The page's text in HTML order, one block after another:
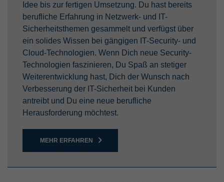
Idee bis zur fertigen Umsetzung. Du hast bereits
berufliche Erfahrung in Netzwerk- und IT-
Sicherheitsthemen gesammelt und verfügst über
ein solides Wissen bei gängigen IT-Security- und
Cloud-Technologien. Wenn Dich neue Security-
Technologien faszinieren, Du Spaß an stetiger
Weiterentwicklung hast, Dich der Wunsch nach
Verbesserung der IT-Sicherheit bei Kunden
antreibt und Du eine neue berufliche
Herausforderung möchtest.
MEHR ERFAHREN